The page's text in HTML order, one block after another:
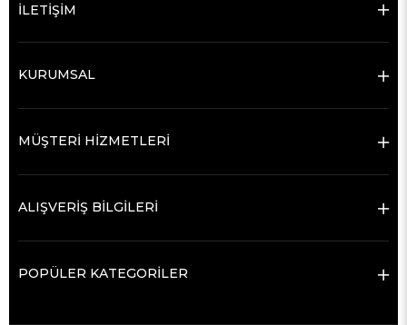
İLETİŞİM
KURUMSAL
MÜŞTERİ HİZMETLERİ
ALIŞVERİŞ BİLGİLERİ
POPÜLER KATEGORİLER